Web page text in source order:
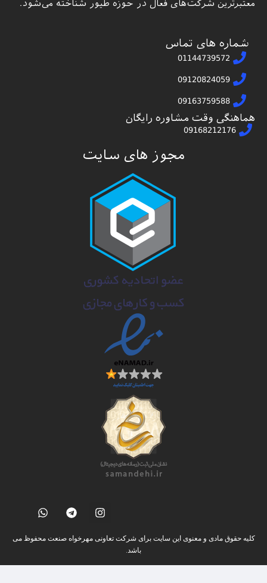
معتبرترین شرکت‌های فعال در حوزه طیور شناخته می‌شود.
شماره های تماس
01144739572
09120824059
09163759588
هماهنگی وقت مشاوره رایگان
09168212176
مجوز های سایت
کلیه حقوق مادی و معنوی این سایت برای شرکت تعاونی مهرخواه صنعت محفوظ می
باشد.